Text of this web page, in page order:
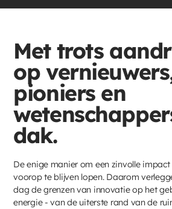
Met trots
op
pioniers en
dak.
De enige manier om een zinvolle
voorop te blijven lopen. Daarom
dag de grenzen van innovatie op het
energie - van de uiterste rand van de